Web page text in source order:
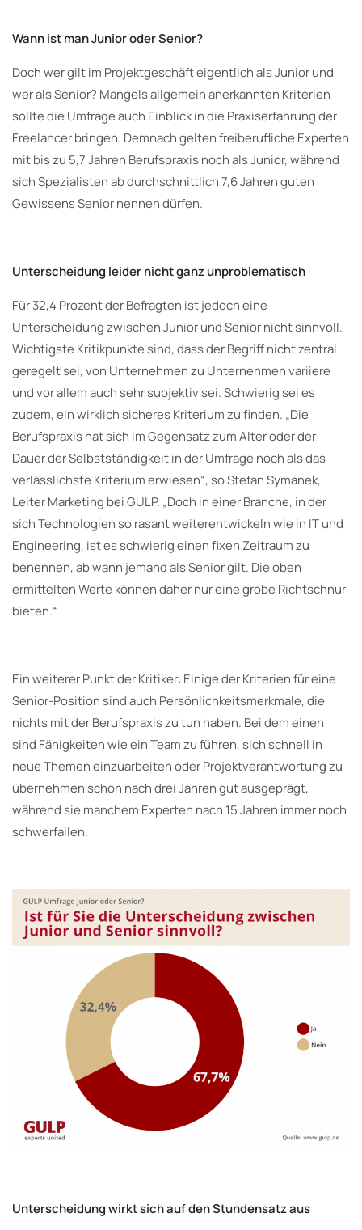
Wann ist man Junior oder Senior?
Doch wer gilt im Projektgeschäft eigentlich als Junior und
wer als Senior? Mangels allgemein anerkannten Kriterien
sollte die Umfrage auch Einblick in die Praxiserfahrung der
Freelancer bringen. Demnach gelten freiberufliche Experten
mit bis zu 5,7 Jahren Berufspraxis noch als Junior, während
sich Spezialisten ab durchschnittlich 7,6 Jahren guten
Gewissens Senior nennen dürfen.
Unterscheidung leider nicht ganz unproblematisch
Für 32,4 Prozent der Befragten ist jedoch eine
Unterscheidung zwischen Junior und Senior nicht sinnvoll.
Wichtigste Kritikpunkte sind, dass der Begriff nicht zentral
geregelt sei, von Unternehmen zu Unternehmen variiere
und vor allem auch sehr subjektiv sei. Schwierig sei es
zudem, ein wirklich sicheres Kriterium zu finden. „Die
Berufspraxis hat sich im Gegensatz zum Alter oder der
Dauer der Selbstständigkeit in der Umfrage noch als das
verlässlichste Kriterium erwiesen“, so Stefan Symanek,
Leiter Marketing bei GULP. „Doch in einer Branche, in der
sich Technologien so rasant weiterentwickeln wie in IT und
Engineering, ist es schwierig einen fixen Zeitraum zu
benennen, ab wann jemand als Senior gilt. Die oben
ermittelten Werte können daher nur eine grobe Richtschnur
bieten.“
Ein weiterer Punkt der Kritiker: Einige der Kriterien für eine
Senior-Position sind auch Persönlichkeitsmerkmale, die
nichts mit der Berufspraxis zu tun haben. Bei dem einen
sind Fähigkeiten wie ein Team zu führen, sich schnell in
neue Themen einzuarbeiten oder Projektverantwortung zu
übernehmen schon nach drei Jahren gut ausgeprägt,
während sie manchem Experten nach 15 Jahren immer noch
schwerfallen.
Unterscheidung wirkt sich auf den Stundensatz aus